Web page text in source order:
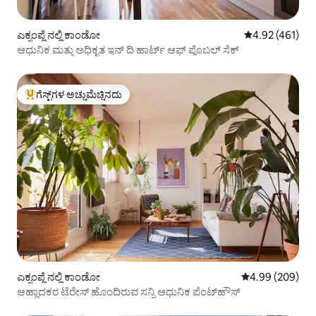
ಎಕ್ಸಂಪ್ಲೆ ನಲ್ಲಿ ಕಾಂಡೋ 5 ರಲ್ಲಿ 4.92
4.92 (461)
ಆಧುನಿಕ ಮತ್ತು ಅಧಿಕೃತ ಇನ್ ದಿ ಹಾರ್ಟ್ ಆಫ್ ಪೊಬಲ್ ಸೆಕ್
ಗೆಸ್ಟ್‌ಗಳಿಗೆ ಅತಿ ಹೆಚ್ಚು ಅಚ್ಚುಮೆಚ್ಚಿನದು
ಗೆಸ್ಟ್‌ಗಳ ಅಚ್ಚುಮೆಚ್ಚಿನದು
ಎಕ್ಸಂಪ್ಲೆ ನಲ್ಲಿ ಕಾಂಡೋ 5 ರಲ್ಲಿ 4.99
4.99 (209)
ಆಹ್ಲಾದಕರ ಟೆರೇಸ್ ಹೊಂದಿರುವ ಸನ್ನಿ ಆಧುನಿಕ ಪೆಂಟ್‌ಹೌಸ್